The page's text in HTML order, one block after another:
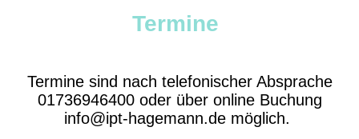
Termine
Termine sind nach telefonischer Absprache
01736946400 oder über online Buchung
info@ipt-hagemann.de möglich.